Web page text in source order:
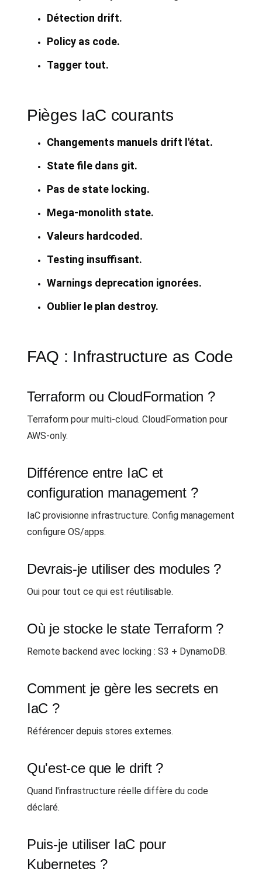
Détection drift.
Policy as code.
Tagger tout.
Pièges IaC courants
Changements manuels drift l'état.
State file dans git.
Pas de state locking.
Mega-monolith state.
Valeurs hardcoded.
Testing insuffisant.
Warnings deprecation ignorées.
Oublier le plan destroy.
FAQ : Infrastructure as Code
Terraform ou CloudFormation ?
Terraform pour multi-cloud. CloudFormation pour
AWS-only.
Différence entre IaC et
configuration management ?
IaC provisionne infrastructure. Config management
configure OS/apps.
Devrais-je utiliser des modules ?
Oui pour tout ce qui est réutilisable.
Où je stocke le state Terraform ?
Remote backend avec locking : S3 + DynamoDB.
Comment je gère les secrets en
IaC ?
Référencer depuis stores externes.
Qu'est-ce que le drift ?
Quand l'infrastructure réelle diffère du code
déclaré.
Puis-je utiliser IaC pour
Kubernetes ?